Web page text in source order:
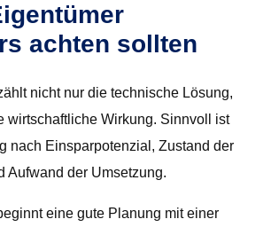
achten sollten
nicht nur die technische Lösung,
wirtschaftliche Wirkung. Sinnvoll ist
nach Einsparpotenzial, Zustand der
Aufwand der Umsetzung.
eine gute Planung mit einer